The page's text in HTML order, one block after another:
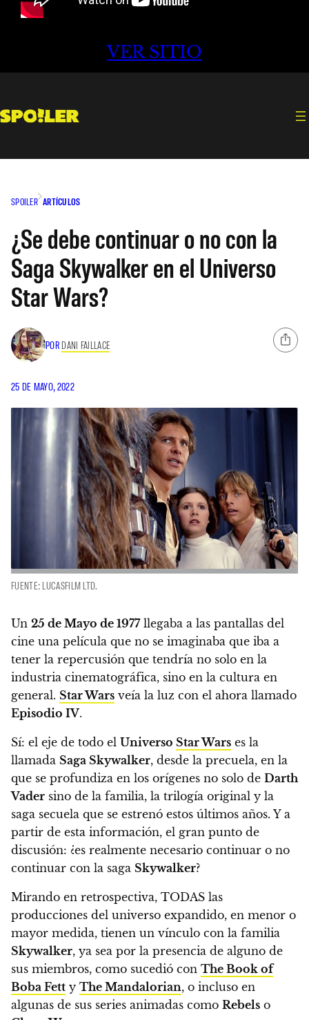
VER SITIO
SPOILER ARTÍCULOS
¿Se debe continuar o no con la
Saga Skywalker en el Universo
Star Wars?
POR DANI FAILLACE
25 DE MAYO, 2022
FUENTE: LUCASFILM LTD.
Un 25 de Mayo de 1977llegaba a las pantallas del
cine una película que no se imaginaba que iba a
tener la repercusión que tendría no solo en la
industria cinematográfica, sino en la cultura en
general. Star Wars veía la luz con el ahora llamado
Episodio IV.
Sí: el eje de todo el Universo Star Wars es la
llamada Saga Skywalker, desde la precuela, en la
que se profundiza en los orígenes no solo de Darth
Vader sino de la familia, la trilogía original y la
saga secuela que se estrenó estos últimos años. Y a
partir de esta información, el gran punto de
discusión: ¿es realmente necesario continuar o no
continuar con la saga Skywalker?
Mirando en retrospectiva, TODAS las
producciones del universo expandido, en menor o
mayor medida, tienen un vínculo con la familia
Skywalker, ya sea por la presencia de alguno de
sus miembros, como sucedió con The Book of
Boba Fett y The Mandalorian, o incluso en
algunas de sus series animadas como Rebels o